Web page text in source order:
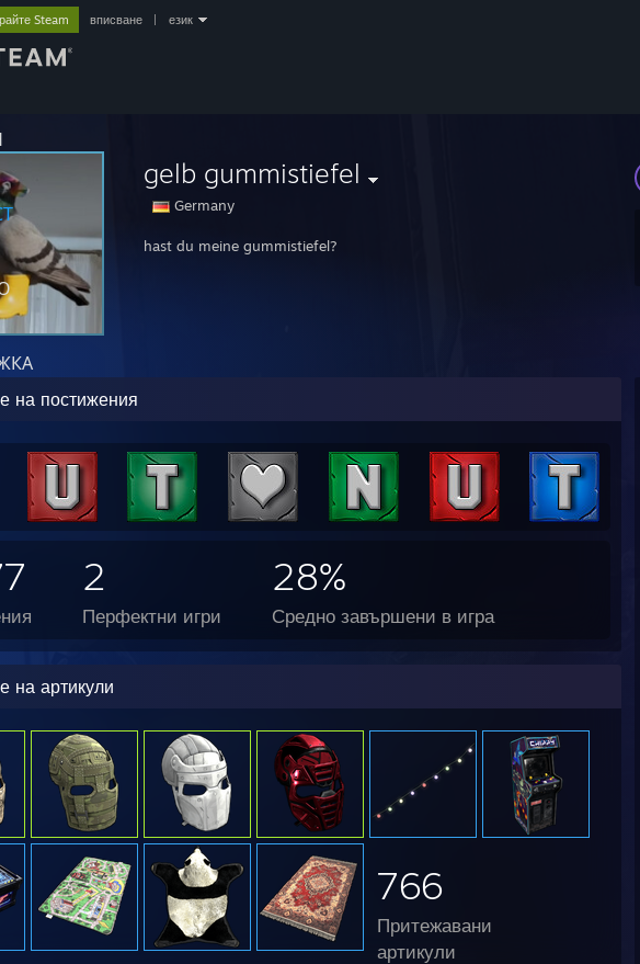
Steam вписване език
gelb gummistiefel
Germany
hast du meine gummistiefel?
на постижения
2
Перфектни игри
28%
Средно завършени в игра
на артикули
766
Притежавани
артикули